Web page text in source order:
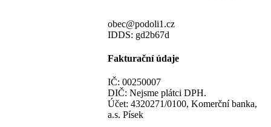
obec@podoli1.cz
IDDS: gd2b67d
Fakturační údaje
IČ: 00250007
DIČ: Nejsme plátci DPH.
Účet: 4320271/0100, Komerční banka,
a.s. Písek